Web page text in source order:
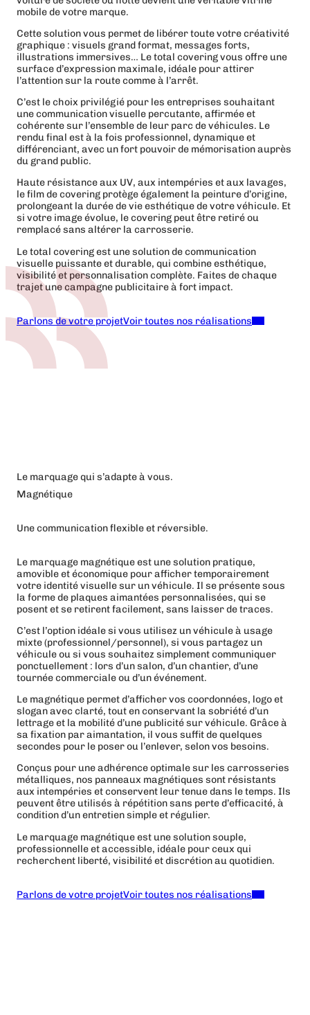
mobile de votre marque.
Cette solution vous permet de libérer toute votre créativité
graphique : visuels grand format, messages forts,
illustrations immersives… Le total covering vous offre une
surface d’expression maximale, idéale pour attirer
l’attention sur la route comme à l’arrêt.
C’est le choix privilégié pour les entreprises souhaitant
une communication visuelle percutante, affirmée et
cohérente sur l’ensemble de leur parc de véhicules. Le
rendu final est à la fois professionnel, dynamique et
différenciant, avec un fort pouvoir de mémorisation auprès
du grand public.
Haute résistance aux UV, aux intempéries et aux lavages,
le film de covering protège également la peinture d’origine,
prolongeant la durée de vie esthétique de votre véhicule. Et
si votre image évolue, le covering peut être retiré ou
remplacé sans altérer la carrosserie.
Le total covering est une solution de communication
visuelle puissante et durable, qui combine esthétique,
visibilité et personnalisation complète. Faites de chaque
trajet une campagne publicitaire à fort impact.
Parlons de votre projetVoir toutes nos réalisations
Le marquage qui s’adapte à vous.
Magnétique
Une communication flexible et réversible.
Le marquage magnétique est une solution pratique,
amovible et économique pour afficher temporairement
votre identité visuelle sur un véhicule. Il se présente sous
la forme de plaques aimantées personnalisées, qui se
posent et se retirent facilement, sans laisser de traces.
C’est l’option idéale si vous utilisez un véhicule à usage
mixte (professionnel/personnel), si vous partagez un
véhicule ou si vous souhaitez simplement communiquer
ponctuellement : lors d’un salon, d’un chantier, d’une
tournée commerciale ou d’un événement.
Le magnétique permet d’afficher vos coordonnées, logo et
slogan avec clarté, tout en conservant la sobriété d’un
lettrage et la mobilité d’une publicité sur véhicule. Grâce à
sa fixation par aimantation, il vous suffit de quelques
secondes pour le poser ou l’enlever, selon vos besoins.
Conçus pour une adhérence optimale sur les carrosseries
métalliques, nos panneaux magnétiques sont résistants
aux intempéries et conservent leur tenue dans le temps. Ils
peuvent être utilisés à répétition sans perte d’efficacité, à
condition d’un entretien simple et régulier.
Le marquage magnétique est une solution souple,
professionnelle et accessible, idéale pour ceux qui
recherchent liberté, visibilité et discrétion au quotidien.
Parlons de votre projetVoir toutes nos réalisations